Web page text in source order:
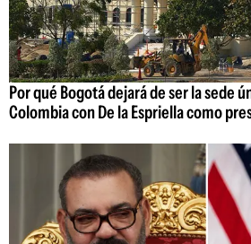
Por qué Bogotá dejará de ser la sede
Colombia con De la Espriella como